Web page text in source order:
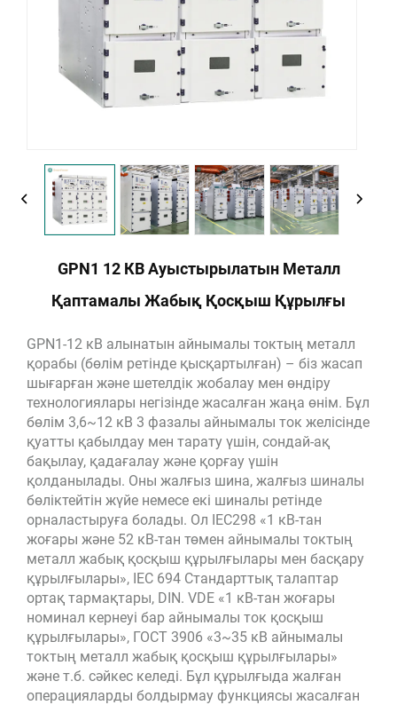
GPN1 12 КВ Ауыстырылатын Металл
Қаптамалы Жабық Қосқыш Құрылғы
GPN1-12 кВ алынатын айнымалы токтың металл
қорабы (бөлім ретінде қысқартылған) – біз жасап
шығарған және шетелдік жобалау мен өндіру
технологиялары негізінде жасалған жаңа өнім. Бұл
бөлім 3,6~12 кВ 3 фазалы айнымалы ток желісінде
қуатты қабылдау мен тарату үшін, сондай-ақ
бақылау, қадағалау және қорғау үшін
қолданылады. Оны жалғыз шина, жалғыз шиналы
бөліктейтін жүйе немесе екі шиналы ретінде
орналастыруға болады. Ол IEC298 «1 кВ-тан
жоғары және 52 кВ-тан төмен айнымалы токтың
металл жабық қосқыш құрылғылары мен басқару
құрылғылары», IEC 694 Стандарттық талаптар
ортақ тармақтары, DIN. VDE «1 кВ-тан жоғары
номинал кернеуі бар айнымалы ток қосқыш
құрылғылары», ГОСТ 3906 «3~35 кВ айнымалы
токтың металл жабық қосқыш құрылғылары»
және т.б. сәйкес келеді. Бұл құрылғыда жалған
операцияларды болдырмау функциясы жасалған